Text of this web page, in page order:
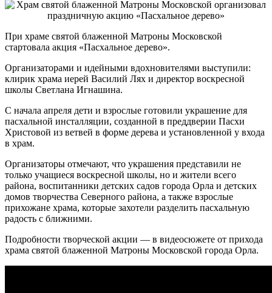
При храме святой блаженной Матроны Московской
стартовала акция «Пасхальное дерево».
Организаторами и идейными вдохновителями выступили:
клирик храма иерей Василий Лях и директор воскресной
школы Светлана Игнашина.
С начала апреля дети и взрослые готовили украшение для
пасхальной инсталляции, созданной в преддверии Пасхи
Христовой из ветвей в форме дерева и установленной у входа
в храм.
Организаторы отмечают, что украшения представили не
только учащиеся воскресной школы, но и жители всего
района, воспитанники детских садов города Орла и детских
домов творчества Северного района, а также взрослые
прихожане храма, которые захотели разделить пасхальную
радость с ближними.
Подробности творческой акции — в видеосюжете от прихода
храма святой блаженной Матроны Московской города Орла.